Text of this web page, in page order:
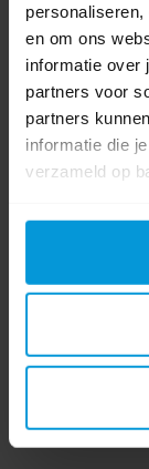
en om ons
informatie over
partners voor
partners
informatie die
verzameld op
Direct leverbaar
Ophalen in
Exclusief btw.